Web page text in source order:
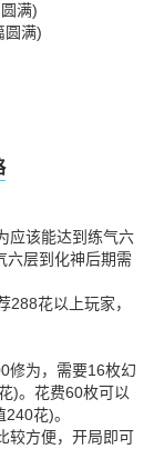
满)
满)
该能达到练气六
六层到化神后期需
花以上玩家，
为，需要16枚幻
)。花费60枚可以
花)。
方便，开局即可